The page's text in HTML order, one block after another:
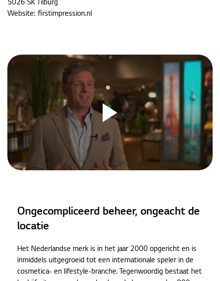
5026 SK Tilburg
Website: firstimpression.nl
Ongecompliceerd beheer, ongeacht de
locatie
Het Nederlandse merk is in het jaar 2000 opgericht en is
inmiddels uitgegroeid tot een internationale speler in de
cosmetica- en lifestyle-branche. Tegenwoordig bestaat het